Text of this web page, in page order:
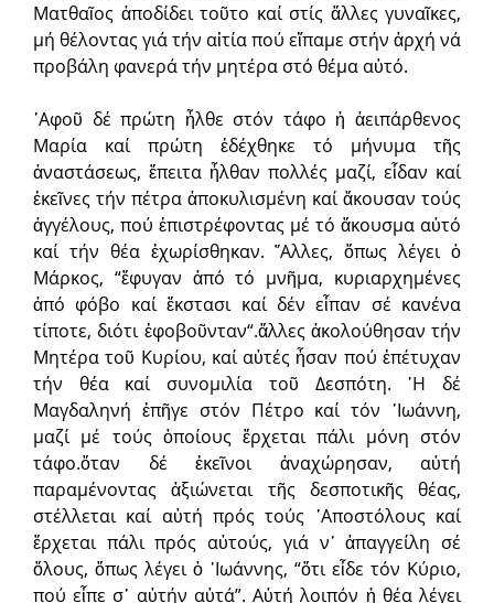
Ματθαῖος ἀποδίδει τοῦτο καί στίς ἄλλες γυναῖκες,
μή θέλοντας γιά τήν αἰτία πού εἴπαμε στήν ἀρχή νά
προβάλη φανερά τήν μητέρα στό θέμα αὐτό.
᾿Αφοῦ δέ πρώτη ἦλθε στόν τάφο ἡ ἀειπάρθενος
Μαρία καί πρώτη ἐδέχθηκε τό μήνυμα τῆς
ἀναστάσεως, ἔπειτα ἦλθαν πολλές μαζί, εἶδαν καί
ἐκεῖνες τήν πέτρα ἀποκυλισμένη καί ἄκουσαν τούς
ἀγγέλους, πού ἐπιστρέφοντας μέ τό ἄκουσμα αὐτό
καί τήν θέα ἐχωρίσθηκαν. ῎Αλλες, ὅπως λέγει ὁ
Μάρκος, “ἔφυγαν ἀπό τό μνῆμα, κυριαρχημένες
ἀπό φόβο καί ἔκστασι καί δέν εἶπαν σέ κανένα
τίποτε, διότι ἐφοβοῦνταν“.ἄλλες ἀκολούθησαν τήν
Μητέρα τοῦ Κυρίου, καί αὐτές ἦσαν πού ἐπέτυχαν
τήν θέα καί συνομιλία τοῦ Δεσπότη. ῾Η δέ
Μαγδαληνή ἐπῆγε στόν Πέτρο καί τόν ᾿Ιωάννη,
μαζί μέ τούς ὁποίους ἔρχεται πάλι μόνη στόν
τάφο.ὅταν δέ ἐκεῖνοι ἀναχώρησαν, αὐτή
παραμένοντας ἀξιώνεται τῆς δεσποτικῆς θέας,
στέλλεται καί αὐτή πρός τούς ᾿Αποστόλους καί
ἔρχεται πάλι πρός αὐτούς, γιά ν᾿ ἀπαγγείλη σέ
ὅλους, ὅπως λέγει ὁ ᾿Ιωάννης, “ὅτι εἶδε τόν Κύριο,
πού εἶπε σ᾿ αὐτήν αὐτά”. Αὐτή λοιπόν ἡ θέα λέγει